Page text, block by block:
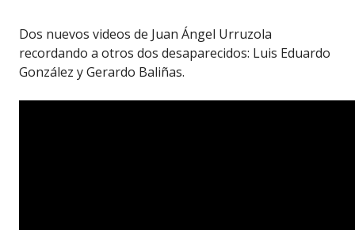
Dos nuevos videos de Juan Ángel Urruzola
recordando a otros dos desaparecidos: Luis Eduardo
González y Gerardo Baliñas.